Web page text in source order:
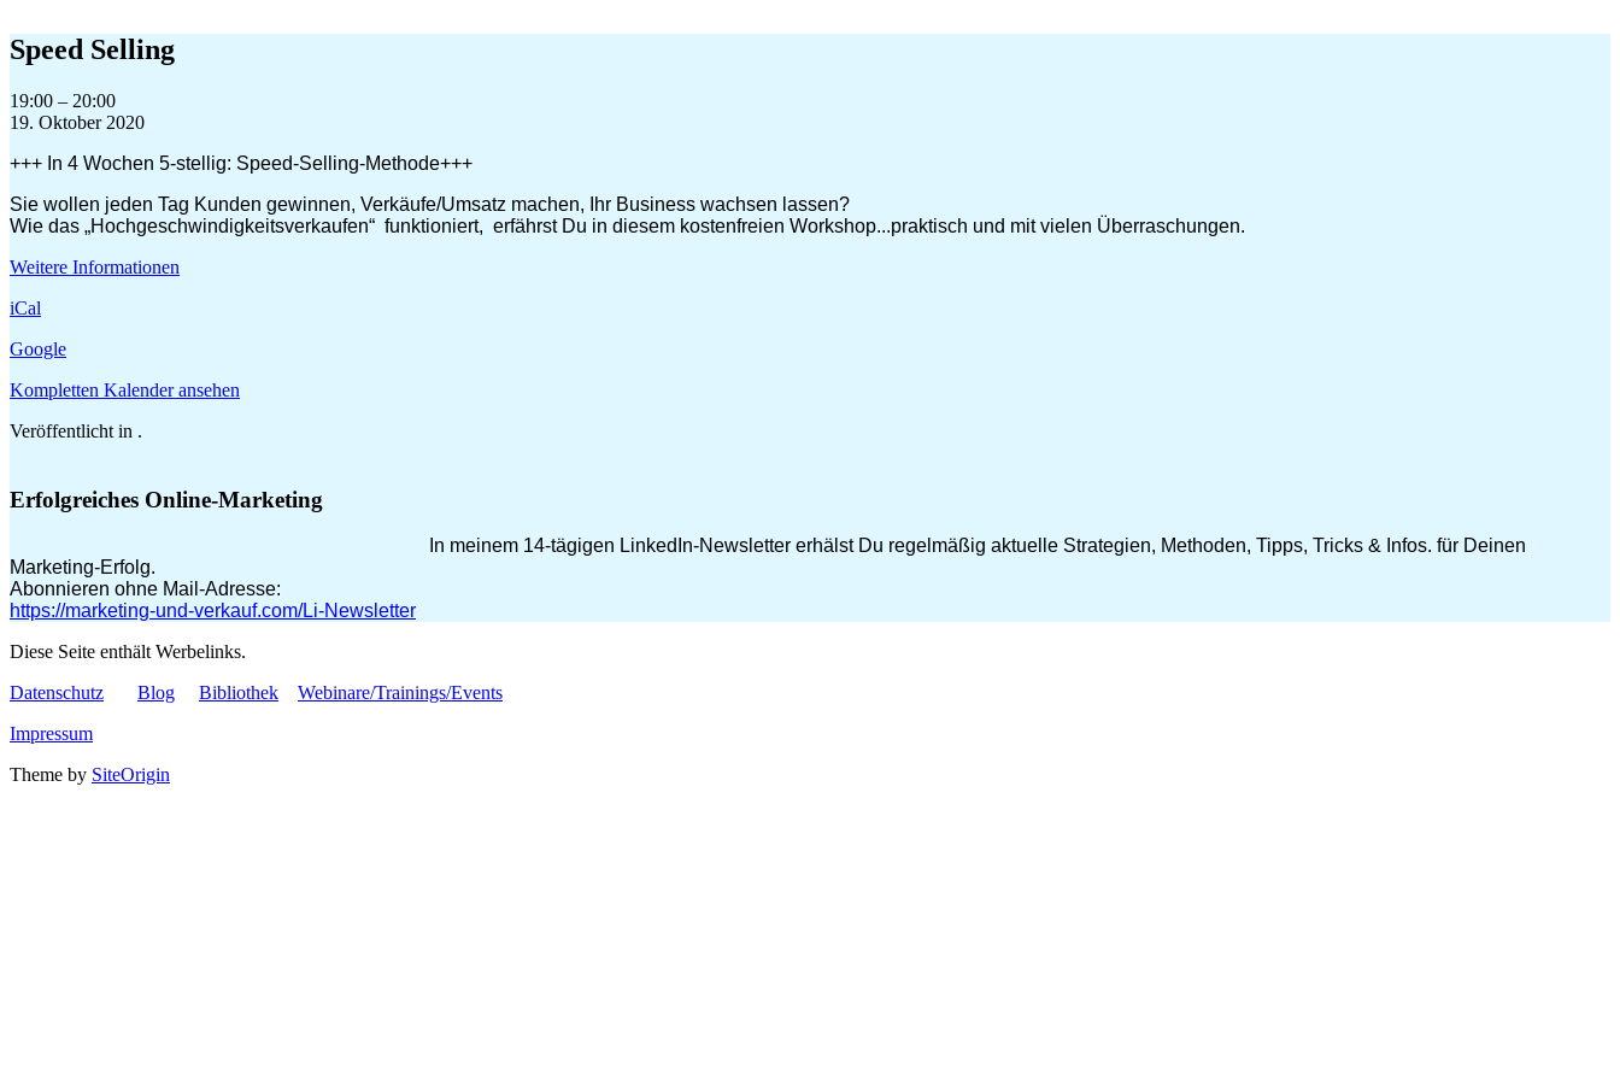
Inhalt
springen
Speed Selling
Speed
Selling
19:00 – 20:00
19. Oktober 2020
+++ In 4 Wochen 5-stellig: Speed-Selling-Methode+++
Sie wollen jeden Tag Kunden gewinnen, Verkäufe/Umsatz machen, Ihr Business wachsen lassen?
Wie das „Hochgeschwindigkeitsverkaufen“ funktioniert, erfährst Du in diesem kostenfreien Workshop...praktisch und mit vielen Überraschungen.
Weitere Informationen
iCal
Google
Kompletten Kalender ansehen
Veröffentlicht in .
Erfolgreiches Online-Marketing
In meinem 14-tägigen LinkedIn-Newsletter erhälst Du regelmäßig aktuelle Strategien, Methoden, Tipps, Tricks & Infos. für Deinen
Marketing-Erfolg.
Abonnieren ohne Mail-Adresse:
https://marketing-und-verkauf.com/Li-Newsletter
Diese Seite enthält Werbelinks.
Datenschutz
Blog Bibliothek
Webinare/Trainings/Events
Impressum
Theme by SiteOrigin